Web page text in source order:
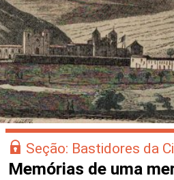
Seção: Bastidores da
Memórias de uma